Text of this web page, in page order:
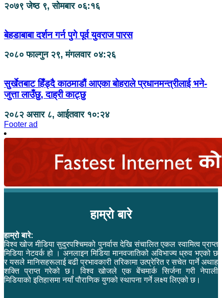
२०७९ जेष्ठ ९, सोमबार ०६:१६
बेहडाबाबा दर्शन गर्न पुगे पूर्व युवराज पारस
२०८० फाल्गुन २९, मंगलवार ०४:२६
सुर्खेतबाट हिँड्दै काठमाडौं आएका बोहराले प्रधानमन्त्रीलाई भने-
जुत्ता लाउँछु, दाह्री काट्छु
२०८२ असार ८, आईतवार १०:२४
Footer ad
हाम्रो बारे
हाम्रो बारे:
विश्व खोज मीडिया सुदुरपश्चिमको पुनर्वास देखि संचालित एकल स्वामित्व प्राप्त
मिडिया नेटवर्क हो । अनलाइन मिडिया मानवजातिको अविभाज्य ध्रुव भएको छ
र यसले मानिसहरूलाई बढी प्रभावकारी तरिकामा उत्प्रेरित र सचेत पार्ने अथाह
शक्ति प्राप्त गरेको छ। विश्व खोजले एक बेंचमार्क सिर्जना गरी नेपाली
मिडियाको इतिहासमा नयाँ पौराणिक युगको स्थापना गर्ने लक्ष्य लिएको छ।